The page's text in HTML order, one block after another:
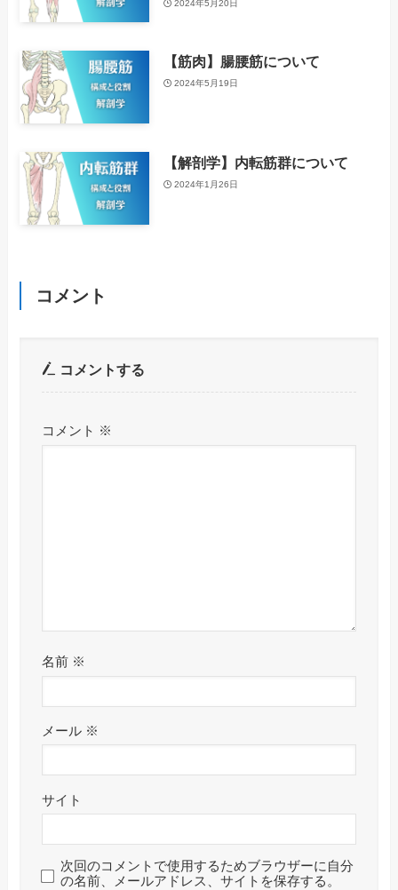
2024年5月20日
【筋肉】腸腰筋について
2024年5月19日
【解剖学】内転筋群について
2024年1月26日
コメント
コメントする
コメント ※
名前 ※
メール ※
サイト
次回のコメントで使用するためブラウザーに自分
の名前、メールアドレス、サイトを保存する。